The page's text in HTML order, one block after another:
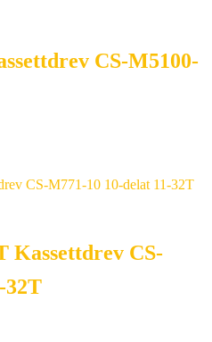
CS-M5100-
Kassettdrev CS-
32T